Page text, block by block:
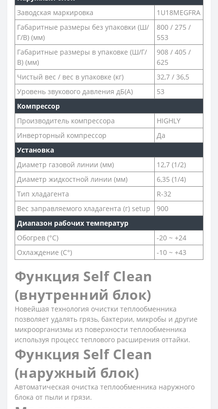
Заводская маркировка
1U18MEGFRA
Габаритные размеры без упаковки (Ш/
Г/В) (мм)
800 / 275 /
553
Габаритные размеры в упаковке (Ш/Г/
В) (мм)
908 / 405 /
625
Чистый вес / вес в упаковке (кг)
32,7 / 36,5
Уровень звукового давления дБ(А)
53
Компрессор
Производитель компрессора
HIGHLY
Инверторный компрессор
Да
Установка
Диаметр газовой линии (мм)
12,7 (1/2)
Диаметр жидкостной линии (мм)
6,35 (1/4)
Тип хладагента
R-32
Вес заправляемого хладагента (г) setup
900
Диапазон рабочих температур
Обогрев (°С)
-20 ~ +24
Охлаждение (С°)
-10 ~ +43
Функция Self Clean
(внутренний блок)
Новейшая технология очистки теплообменника
позволяет удалять грязь, бактерии, микробы и другие
микроорганизмы из поверхности теплообменника
используя процесс теплового расширения оттайки.
Функция Self Clean
(наружный блок)
Автоматическая очистка теплообменника наружного
блока от пыли и грязи.